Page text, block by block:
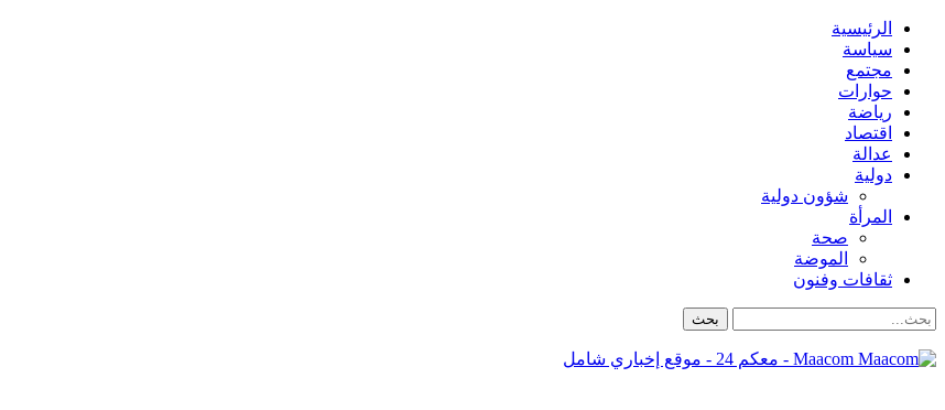
الرئيسية
سياسة
مجتمع
حوارات
رياضة
اقتصاد
عدالة
دولية
شؤون دولية
المرأة
صحة
الموضة
ثقافات وفنون
Maacom - معكم 24 - موقع إخباري شامل